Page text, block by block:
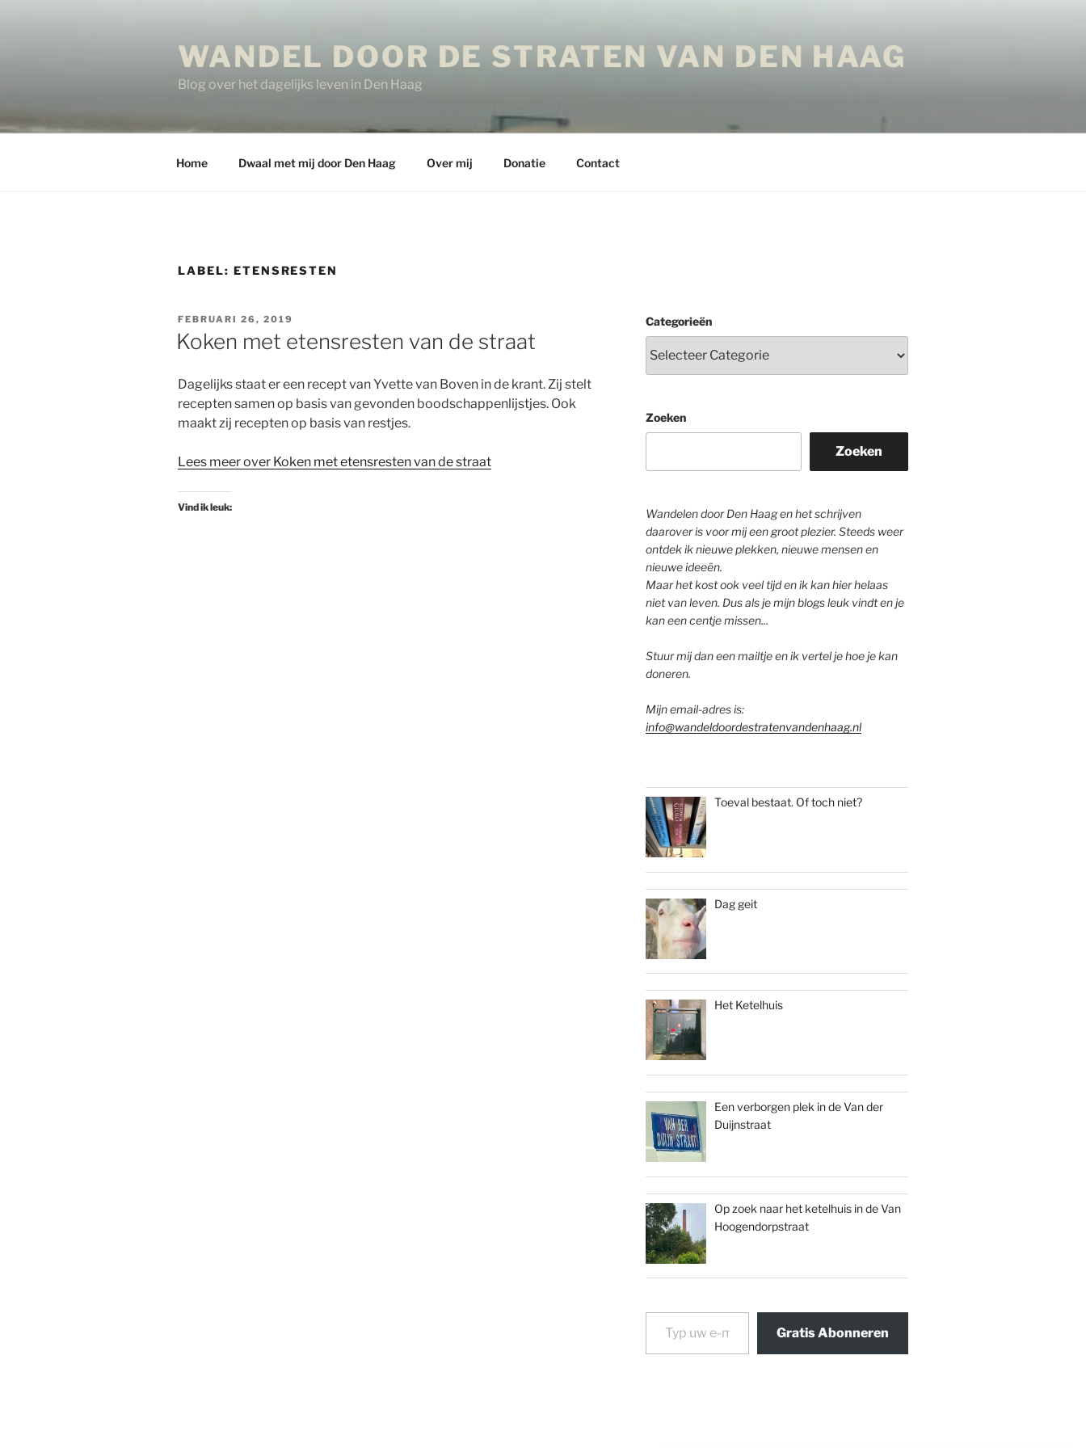
WANDEL DOOR DE STRATEN VAN DEN HAAG
Blog over het dagelijks leven in Den Haag
Home Dwaal met mij door Den Haag Over mij Donatie Contact
LABEL: ETENSRESTEN
GEPLAATST
OP
FEBRUARI 26, 2019
Koken met etensresten van de straat
Dagelijks staat er een recept van Yvette van Boven in de krant. Zij stelt
recepten samen op basis van gevonden boodschappenlijstjes. Ook
maakt zij recepten op basis van restjes.
Lees meer over Koken met etensresten van de straat
Vind ik leuk:
Categorieën
Zoeken
Zoeken
Wandelen door Den Haag en het schrijven
daarover is voor mij een groot plezier. Steeds weer
ontdek ik nieuwe plekken, nieuwe mensen en
nieuwe ideeën.
Maar het kost ook veel tijd en ik kan hier helaas
niet van leven. Dus als je mijn blogs leuk vindt en je
kan een centje missen...
Stuur mij dan een mailtje en ik vertel je hoe je kan
doneren.
Mijn email-adres is:
info@wandeldoordestratenvandenhaag.nl
Toeval bestaat. Of toch niet?
Dag geit
Het Ketelhuis
Een verborgen plek in de Van der
Duijnstraat
Op zoek naar het ketelhuis in de Van
Hoogendorpstraat
Typ uw e-mail...
Gratis Abonneren